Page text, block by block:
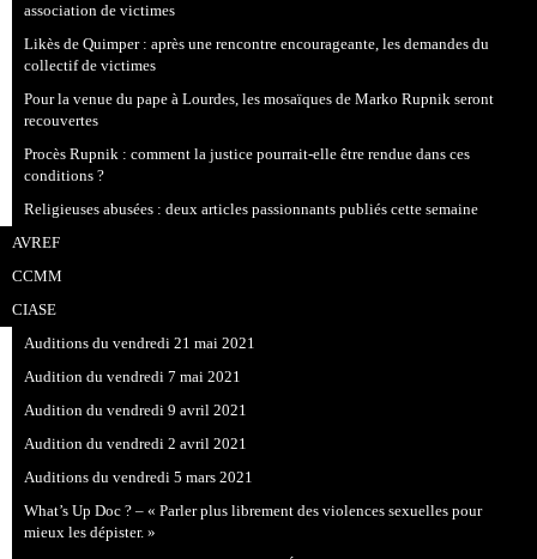
association de victimes
Likès de Quimper : après une rencontre encourageante, les demandes du
collectif de victimes
Pour la venue du pape à Lourdes, les mosaïques de Marko Rupnik seront
recouvertes
Procès Rupnik : comment la justice pourrait-elle être rendue dans ces
conditions ?
Religieuses abusées : deux articles passionnants publiés cette semaine
AVREF
CCMM
CIASE
Auditions du vendredi 21 mai 2021
Audition du vendredi 7 mai 2021
Audition du vendredi 9 avril 2021
Audition du vendredi 2 avril 2021
Auditions du vendredi 5 mars 2021
What’s Up Doc ? – « Parler plus librement des violences sexuelles pour
mieux les dépister. »